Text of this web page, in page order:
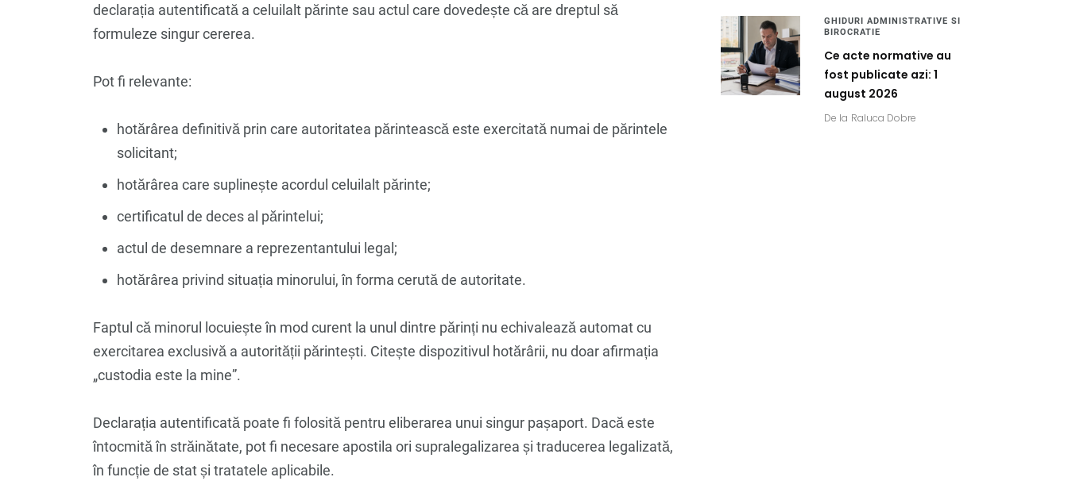
declarația autentificată a celuilalt părinte sau actul care dovedește că are dreptul să
formuleze singur cererea.
Pot fi relevante:
hotărârea definitivă prin care autoritatea părintească este exercitată numai de părintele
solicitant;
hotărârea care suplinește acordul celuilalt părinte;
certificatul de deces al părintelui;
actul de desemnare a reprezentantului legal;
hotărârea privind situația minorului, în forma cerută de autoritate.
Faptul că minorul locuiește în mod curent la unul dintre părinți nu echivalează automat cu
exercitarea exclusivă a autorității părintești. Citește dispozitivul hotărârii, nu doar afirmația
„custodia este la mine”.
Declarația autentificată poate fi folosită pentru eliberarea unui singur pașaport. Dacă este
întocmită în străinătate, pot fi necesare apostila ori supralegalizarea și traducerea legalizată,
în funcție de stat și tratatele aplicabile.
GHIDURI ADMINISTRATIVE SI
BIROCRATIE
Ce acte normative au
fost publicate azi: 1
august 2026
De la Raluca Dobre